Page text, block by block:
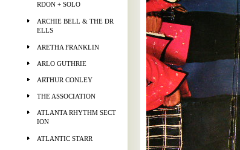
RDON + SOLO
ARCHIE BELL & THE DR
ELLS
ARETHA FRANKLIN
ARLO GUTHRIE
ARTHUR CONLEY
THE ASSOCIATION
ATLANTA RHYTHM SECT
ION
ATLANTIC STARR